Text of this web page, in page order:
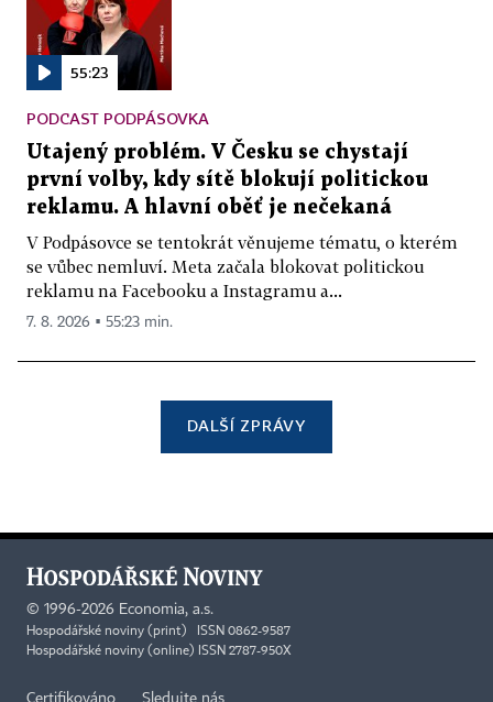
55:23
PODCAST PODPÁSOVKA
Utajený problém. V Česku se chystají
první volby, kdy sítě blokují politickou
reklamu. A hlavní oběť je nečekaná
V Podpásovce se tentokrát věnujeme tématu, o kterém
se vůbec nemluví. Meta začala blokovat politickou
reklamu na Facebooku a Instagramu a...
7. 8. 2026 ▪ 55:23 min.
DALŠÍ ZPRÁVY
© 1996-2026 Economia, a.s.
Hospodářské noviny (print) ISSN 0862-9587
Hospodářské noviny (online) ISSN 2787-950X
Certifikováno Sledujte nás